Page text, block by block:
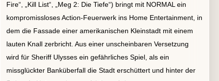
Fire“, „Kill List“, „Meg 2: Die Tiefe“) bringt mit NORMAL ein
kompromissloses Action-Feuerwerk ins Home Entertainment, in
dem die Fassade einer amerikanischen Kleinstadt mit einem
lauten Knall zerbricht. Aus einer unscheinbaren Versetzung
wird für Sheriff Ulysses ein gefährliches Spiel, als ein
missglückter Banküberfall die Stadt erschüttert und hinter der